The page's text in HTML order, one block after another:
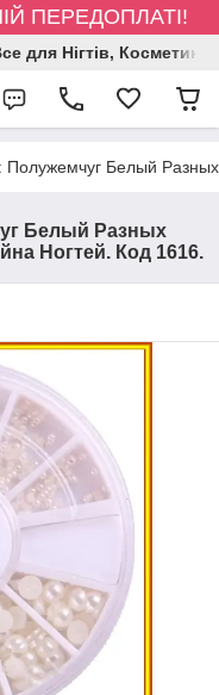
ПЕРЕДОПЛАТІ!
для Нігтів, Косметика
Полужемчуг Белый
Белый Разных
Ногтей. Код 1616.